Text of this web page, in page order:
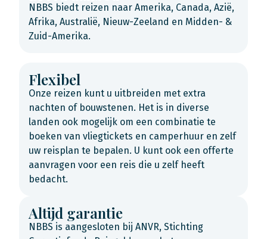
NBBS biedt reizen naar Amerika, Canada, Azië,
Afrika, Australië, Nieuw-Zeeland en Midden- &
Zuid-Amerika.
Flexibel
Onze reizen kunt u uitbreiden met extra
nachten of bouwstenen. Het is in diverse
landen ook mogelijk om een combinatie te
boeken van vliegtickets en camperhuur en zelf
uw reisplan te bepalen. U kunt ook een offerte
aanvragen voor een reis die u zelf heeft
bedacht.
Altijd garantie
NBBS is aangesloten bij ANVR, Stichting